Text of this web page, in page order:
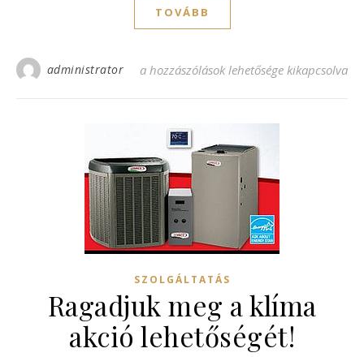
TOVÁBB
administrator A Daikin klíma többfunkciós berendezés
a hozzászólások lehetősége kikapcsolva
SZOLGÁLTATÁS
Ragadjuk meg a klíma
akció lehetőségét!